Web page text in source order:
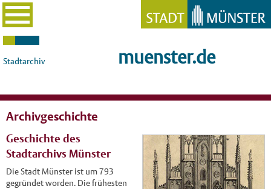
Stadtarchiv muenster.de
Archivgeschichte
Geschichte des
Stadtarchivs Münster
Die Stadt Münster ist um 793
gegründet worden. Die frühesten